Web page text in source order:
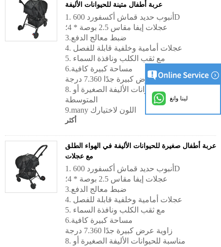
عربة أطفال متينة للحيوانات الأليفة
1. أنبوب حديد قماش أكسفورد 600D
عجلات إيفا مقاس 2.5 بوصة * 4؛
3.ضبط معالج الدفع
4. عجلات أمامية وخلفية قابلة للفصل
5. مع ثقب الكلب ونافذة السماء
6.مساحة كبيرة كافية
زاوية عرض كبيرة جدًا 7.360 درجة
8. مناسبة للحيوانات الأليفة الصغيرة أو
المتوسطة
9.many اللون لاختيارك
أكثر
عربة أطفال صغيرة للحيوانات الأليفة في الهواء الطلق
مع عجلات
1. أنبوب حديد قماش أكسفورد 600D
عجلات إيفا مقاس 2.5 بوصة * 4؛
3.ضبط معالج الدفع
4. عجلات أمامية وخلفية قابلة للفصل
5. مع ثقب الكلب ونافذة السماء
6.مساحة كبيرة كافية
زاوية عرض كبيرة جدًا 7.360 درجة
8. مناسبة للحيوانات الأليفة الصغيرة أو
لينا وانغ